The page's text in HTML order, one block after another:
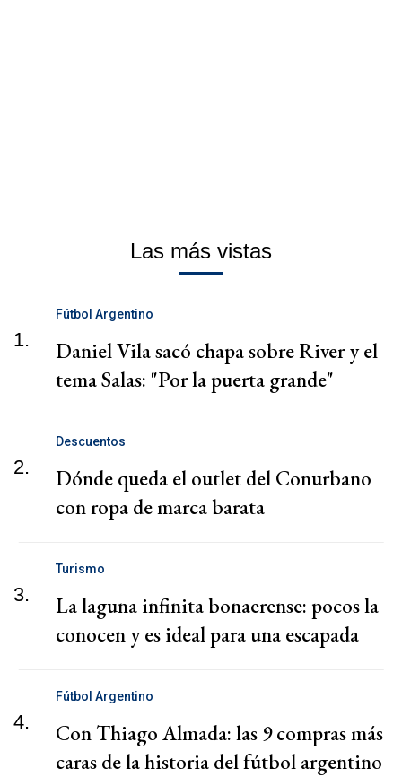
Las más vistas
1.
Fútbol Argentino
Daniel Vila sacó chapa sobre River y el
tema Salas: "Por la puerta grande"
2.
Descuentos
Dónde queda el outlet del Conurbano
con ropa de marca barata
3.
Turismo
La laguna infinita bonaerense: pocos la
conocen y es ideal para una escapada
4.
Fútbol Argentino
Con Thiago Almada: las 9 compras más
caras de la historia del fútbol argentino